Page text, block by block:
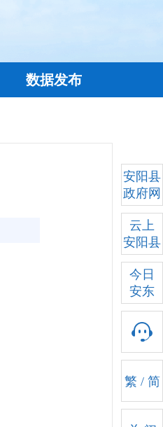
数据发布
安阳县
政府网
云上
安阳县
今日
安东
繁 / 简